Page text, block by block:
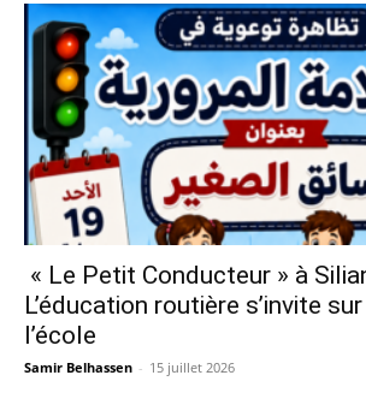
« Le Petit Conducteur » à
L’éducation routière s’invite
l’école
Samir Belhassen - 15 juillet 2026